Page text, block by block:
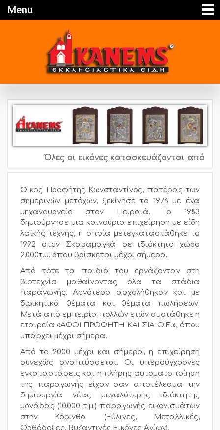
Menu
Όλες οι εικόνες κατασκευάζονται από
Ο κος Προφήτης Κωνσταντίνος, πατέρας των
σημερινών μετόχων, ξεκίνησε το 1976 με ένα
μηχανουργείο στον Πειραιά. Το 1983
δημιούργησε μια καινούρια επιχείρηση με είδη
λαϊκής τέχνης, η οποία μετεγκαταστάθηκε το
1992 στον Σκαραμαγκά σε ιδιόκτητο χώρο
2.000τ.μ. όπου βρίσκεται μέχρι σήμερα.
Από τότε τα παιδιά του εργάζονταν στη
βιοτεχνία μαθαίνοντας όλα τα στάδια
παραγωγής. Αργότερα ασχολήθηκαν και με
διοικητικά θέματα και θέματα πωλήσεων.
Μετά από εμπειρία πολλών ετών συστάθηκε η
εταιρεία «ΑΦΟΙ ΠΡΟΦΗΤΗ ΚΑΙ ΣΙΑ Ο.Ε.», όπου
υπάρχει μέχρι σήμερα.
Από το 2000 μέχρι και σήμερα, η επιχείρηση
συνεχώς αναπτύσσεται. Οι υπερσύγχρονες
εγκαταστάσεις και η πλήρης αυτοματοποίηση
της παραγωγής είχαν σαν αποτέλεσμα την
δημιουργία νέας μεγαλύτερης ιδιόκτητης
μονάδας (10.000 τ.μ.) παραγωγής εικονισμάτων
στην Κόρινθο. (Ξύλινες, Μεταλλικές,
Ορθόδοξες, Βυζαντινές Εικόνες Αγίων).